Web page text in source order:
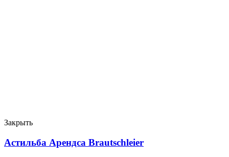
Закрыть
Астильба Арендса Brautschleier